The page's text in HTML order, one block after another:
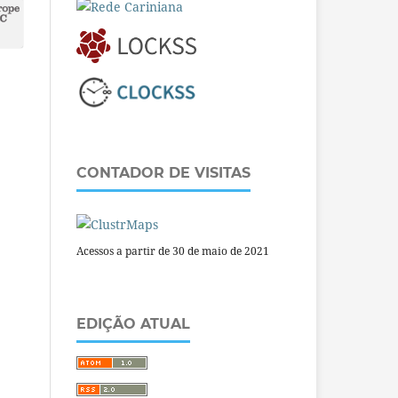
CONTADOR DE VISITAS
Acessos a partir de 30 de maio de 2021
EDIÇÃO ATUAL